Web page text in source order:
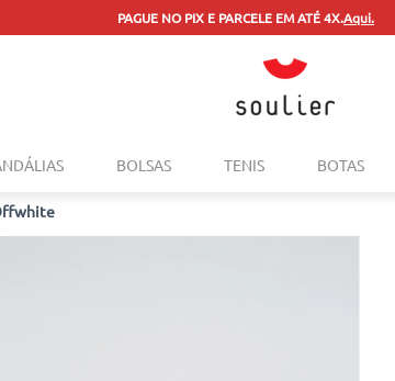
PAGUE NO PIX E PARCELE EM ATÉ 4X.Aqui.
BOLSAS TENIS BOTAS
1º
tenis